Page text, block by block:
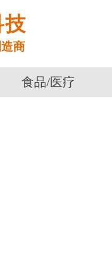
食品/医疗
技
商